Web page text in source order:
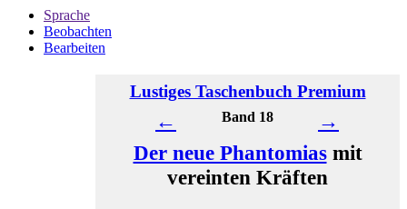
Sprache
Beobachten
Bearbeiten
Lustiges Taschenbuch Premium
← Band 18
→
Der neue Phantomiasmit
vereinten Kräften